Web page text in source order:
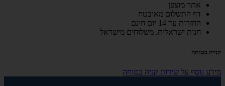
אתר מוצפן
דף התשלום מאובטח
החזרות עד 14 יום חינם
חנות ישראלית. משלוחים מישראל
קנייה בטוחה
מידע נוסף על שירות קניה בטוחה